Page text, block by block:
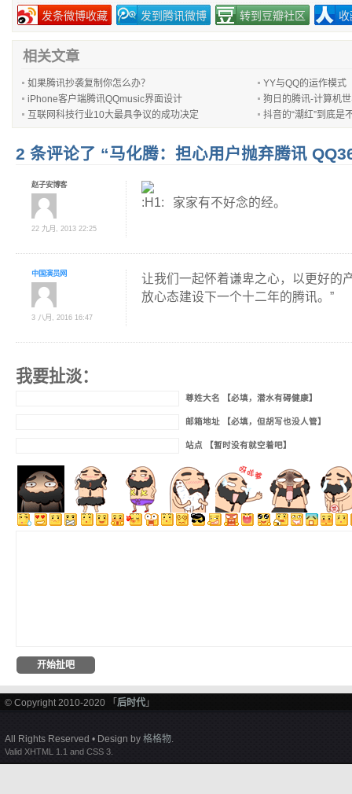
发条微博收藏 发到腾讯微博 转到豆瓣社区
相关文章
如果腾讯抄袭复制你怎么办？
YY与QQ的运作模式
iPhone客户端腾讯QQmusic界面设计
狗日的腾讯-计算机
互联网科技行业10大最具争议的成功决定
抖音的“潮红”到底是
2 条评论了 “马化腾：担心用户抛弃腾讯
赵子安博客
22 九月, 2013 22:25
家家有不好念的经。
中国演员网
3 八月, 2016 16:47
让我们一起怀着谦卑之心，以更好的
放心态建设下一个十二年的腾讯。”
我要扯淡：
尊姓大名 【必填，潜水有碍健康】
邮箱地址 【必填，但胡写也没人管】
站点 【暂时没有就空着吧】
© Copyright 2010-2020 「 后时代 」
All Rights Reserved • Design by 格格物.
Valid XHTML 1.1 and CSS 3.